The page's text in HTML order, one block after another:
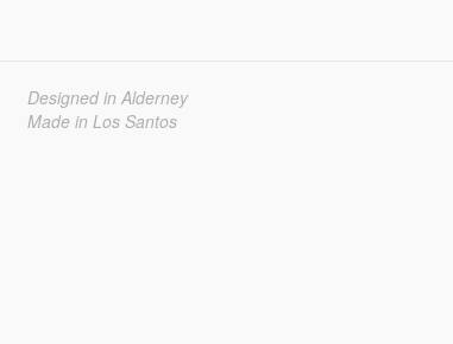
Designed in Alderney
Made in Los Santos